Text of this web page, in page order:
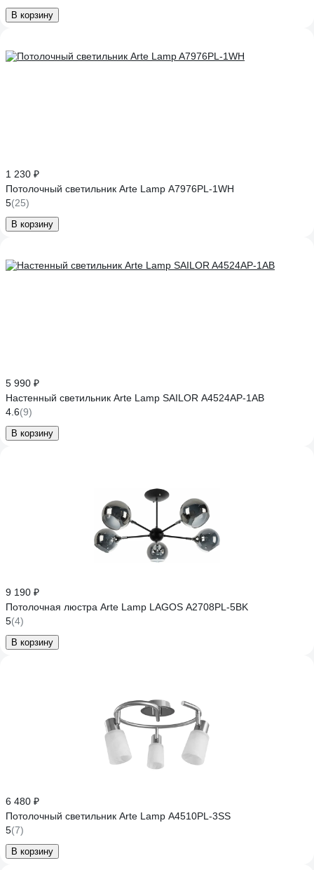
В корзину
1 230 ₽
Потолочный светильник Arte Lamp A7976PL-1WH
5(25)
В корзину
5 990 ₽
Настенный светильник Arte Lamp SAILOR A4524AP-1AB
4.6(9)
В корзину
9 190 ₽
Потолочная люстра Arte Lamp LAGOS A2708PL-5BK
5(4)
В корзину
6 480 ₽
Потолочный светильник Arte Lamp A4510PL-3SS
5(7)
В корзину